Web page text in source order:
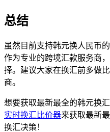
总结
虽然目前支持韩元换人民币
作为专业的跨境汇款服务商
择。建议大家在换汇前多做
商。
想要获取最新最全的韩元换
实时换汇比价器来获取最新
换汇决策！